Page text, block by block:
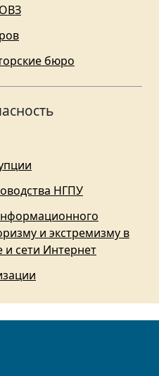
бюро
НГПУ
и экстремизму в
и сети Интернет